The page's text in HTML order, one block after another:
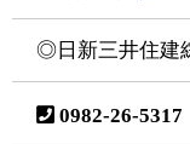
◎日新三井住建
0982-26-5317